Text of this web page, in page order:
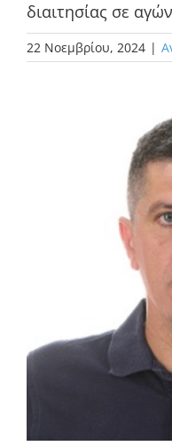
διαιτησίας σε
22 Νοεμβρίου, 2024 |